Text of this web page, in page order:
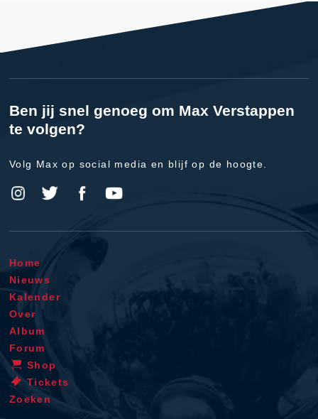
Ben jij snel genoeg om Max Verstappen
te volgen?
Volg Max op social media en blijf op de hoogte.
Home
Nieuws
Kalender
Over
Album
Forum
Shop
Tickets
Zoeken